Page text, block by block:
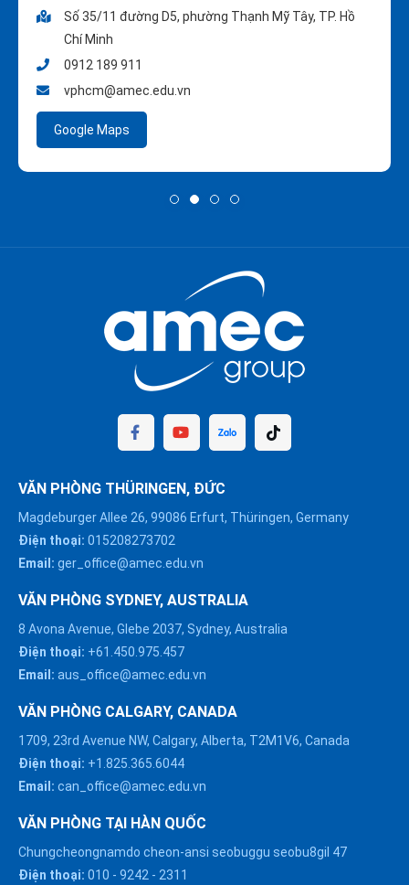
Số 35/11 đường D5, phường Thạnh Mỹ Tây, TP. Hồ
Chí Minh
0912 189 911
vphcm@amec.edu.vn
Google Maps
VĂN PHÒNG THÜRINGEN, ĐỨC
Magdeburger Allee 26, 99086 Erfurt, Thüringen, Germany
Điện thoại: 015208273702
Email: ger_office@amec.edu.vn
VĂN PHÒNG SYDNEY, AUSTRALIA
8 Avona Avenue, Glebe 2037, Sydney, Australia
Điện thoại: +61.450.975.457
Email: aus_office@amec.edu.vn
VĂN PHÒNG CALGARY, CANADA
1709, 23rd Avenue NW, Calgary, Alberta, T2M1V6, Canada
Điện thoại: +1.825.365.6044
Email: can_office@amec.edu.vn
VĂN PHÒNG TẠI HÀN QUỐC
Chungcheongnamdo cheon-ansi seobuggu seobu8gil 47
Điện thoại: 010 - 9242 - 2311
HÀ NỘI :